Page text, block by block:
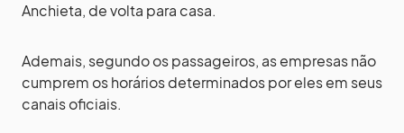
Anchieta, de volta para casa.
Ademais, segundo os passageiros, as empresas não
cumprem os horários determinados por eles em seus
canais oficiais.